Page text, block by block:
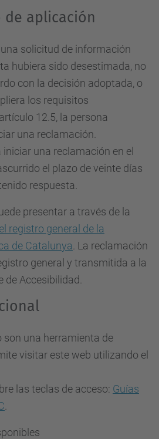
de aplicación
solicitud de información
hubiera sido desestimada, no
con la decisión adoptada, o
los requisitos
12.5, la persona
una reclamación.
una reclamación en el
el plazo de veinte días
respuesta.
presentar a través de la
registro general de la
de Catalunya . La reclamación
general y transmitida a la
Accesibilidad.
son una herramienta de
visitar este web utilizando el
las teclas de acceso: Guías